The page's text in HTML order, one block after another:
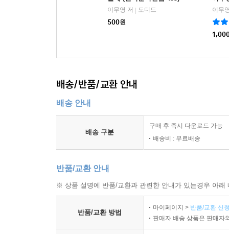
이무영 저
도디드
500원
이무
배송/반품/교환 안내
배송 안내
배송 구분
구매 후 즉시 다운로드 가능
배송비 : 무료배송
반품/교환 안내
※ 상품 설명에 반품/교환과 관련한 안내가 있는경우 아
반품/교환 방법
마이페이지 > 반품/교환 신
판매자 배송 상품은 판매자